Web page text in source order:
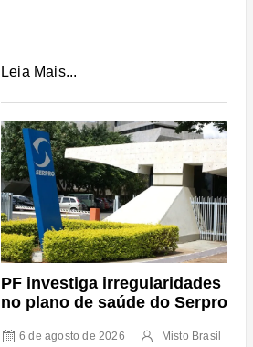
Leia Mais...
PF investiga irregularidades
no plano de saúde do Serpro
6 de agosto de 2026 Misto Brasil